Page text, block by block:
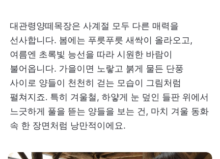
대관령양떼목장은 사계절 모두 다른 매력을
선사합니다. 봄에는 푸릇푸릇 새싹이 올라오고,
여름엔 초록빛 능선을 따라 시원한 바람이
불어옵니다. 가을이면 노랗고 붉게 물든 단풍
사이로 양들이 천천히 걷는 모습이 그림처럼
펼쳐지죠. 특히 겨울철, 하얗게 눈 덮인 들판 위에서
느긋하게 풀을 뜯는 양들을 보는 건, 마치 겨울 동화
속 한 장면처럼 낭만적이에요.